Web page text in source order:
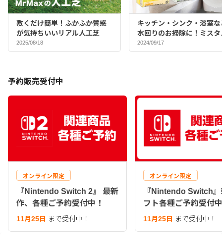
敷くだけ簡単！ふかふか質感
が気持ちいいリアル人工芝
2025/08/18
キッチン・シンク・浴室な
水回りのお掃除に！ミスタ
マックスバイヤーおすすめ
ポンジ♪
2024/09/17
予約販売受付中
オンライン限定
『Nintendo Switch 2』 最新
作、各種ご予約受付中！
11月25日 まで受付中！
オンライン限定
『Nintendo Switch
フト各種ご予約受付
11月25日 まで受付中！